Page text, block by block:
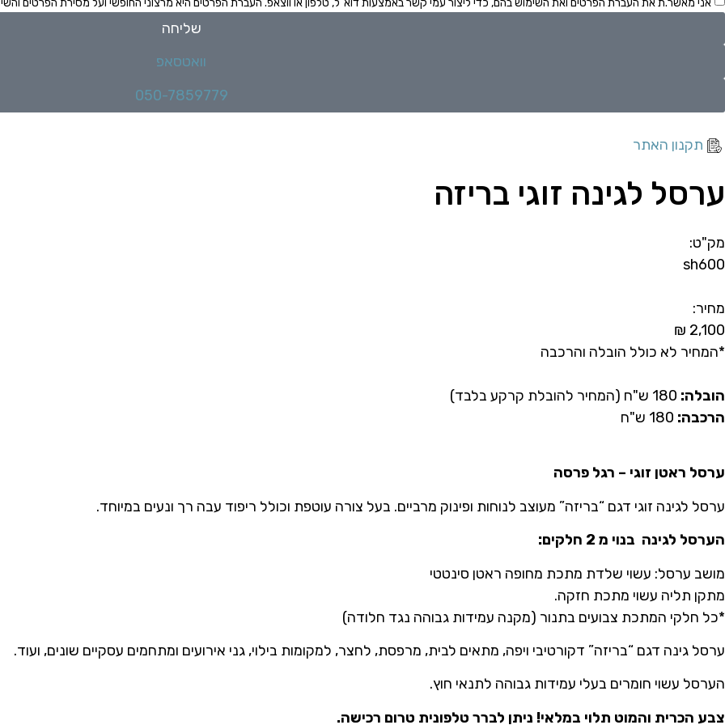
אני מאשר.ת את העברת הפרטים ואת השימוש בהם, כדי ליצור עמי קשר באמצעות דוא"ל, טלפון או ווצאפ. העברת הפרטים היא מרצוני החופשי ועל מסירת הפרטים
שליחה
וואטסאפ
050-7859779
תקנון האתר
ערסל לגינה זוגי בריזה
מק"ט:
sh600
מחיר:
₪ 2,100
*המחיר לא כולל הובלה והרכבה
הובלה:
הרכבה:
ערסל ראטן זוגי – רגל פרסה
ערסל לגינה זוגי דגם “בריזה” מעוצב לנוחות ופינוק מרביים. בעל צורה עוטפת וכולל ריפוד עבה רך ונעים במיוחד.
הערסל לגינה בנוי מ 2 חלקים
:
מושב ערסל: עשוי שלדת מתכת מחופה ראטן סינטטי
מתקן תליה עשוי מתכת חזקה.
*כל חלקי המתכת צבועים בתנור (מקנה עמידות גבוהה נגד חלודה)
ערסל גינה דגם “בריזה” דקורטיבי ויפה, מתאים לבית, מרפסת, לחצר, למקומות בילוי, גני אירועים ומתחמים עסקיים שונים, ועוד.
הערסל עשוי חומרים בעלי עמידות גבוהה לתנאי חוץ.
צבע הכרית והמוט תלוי במלאי! ניתן לברר טלפונית טרום רכישה.